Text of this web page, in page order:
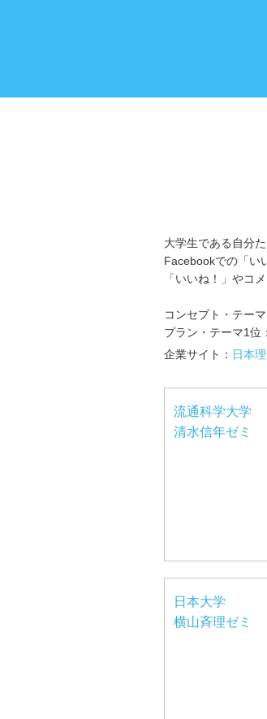
大学生である自分
Facebookでの「い
「いいね！」やコ
コンセプト・テー
プラン・テーマ1位
企業サイト： 日本
流通科学大学
清水信年ゼミ
日本大学
横山斉理ゼミ